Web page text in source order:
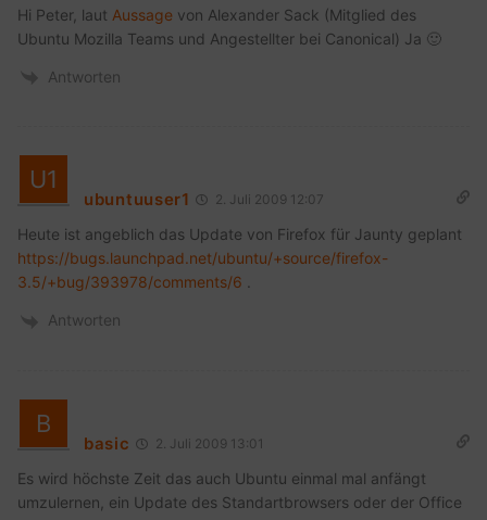
Hi Peter, laut Aussage von Alexander Sack (Mitglied des
Ubuntu Mozilla Teams und Angestellter bei Canonical) Ja 🙂
Antworten
ubuntuuser1 2. Juli 2009 12:07
Heute ist angeblich das Update von Firefox für Jaunty geplant
https://bugs.launchpad.net/ubuntu/+source/firefox-
3.5/+bug/393978/comments/6
Antworten
basic 2. Juli 2009 13:01
Es wird höchste Zeit das auch Ubuntu einmal mal anfängt
umzulernen, ein Update des Standartbrowsers oder der Office